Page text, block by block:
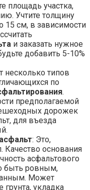
площадь участка,
Учтите толщину
15 см, в зависимости
и заказать нужное
добавить 5-10%
несколько типов
по
.
предполагаемой
дорожек
для въезда
: Это,
основания
асфальтового
быть ровным,
Может
укладка